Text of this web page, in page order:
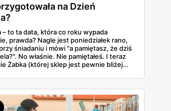
na Dzień
– to ta data, która co roku wypada
prawda? Nagle jest poniedziałek rano,
śniadaniu i mówi "a pamiętasz, że dziś
No właśnie. Nie pamiętałeś. I teraz
Żabka (której sklep jest pewnie bliżej
Od Kit Kata za 7,50 zł po Ferrero za 33
co warto rzucić do koszyka, zanim
że znowu zapomniałeś o ważnym dniu.